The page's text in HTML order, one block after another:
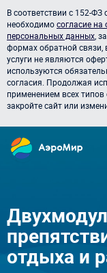
В соответствии с 152-ФЗ
необходимосогласие на
персональных данных ,
формах обратной
услуги не являются
используются
согласия. Продолжая
применением всех типов
закройте сайт или
отдыха и